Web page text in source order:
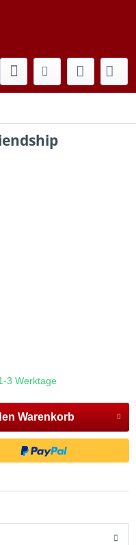
3 Werktage
Warenkorb